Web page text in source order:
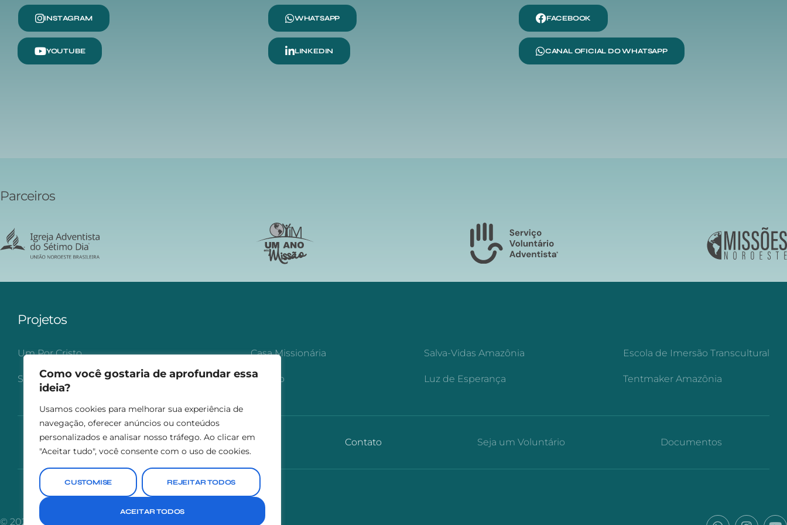
Como você gostaria de aprofundar essa
ideia?
Usamos cookies para melhorar sua experiência de
navegação, oferecer anúncios ou conteúdos
personalizados e analisar nosso tráfego. Ao clicar em
"Aceitar tudo", você consente com o uso de cookies.
CUSTOMISE REJEITAR TODOS
ACEITAR TODOS
INSTAGRAM WHATSAPP FACEBOOK
YOUTUBE LINKEDIN CANAL OFICIAL DO WHATSAPP
Parceiros
Projetos
Um Por Cristo
Serviço Voluntário Adventista
Casa Missionária
Luzeiro
Salva-Vidas Amazônia
Luz de Esperança
Escola de Imersão Transcultural
Tentmaker Amazônia
Página Inicial Sobre Contato Seja um Voluntário Documentos
© 2026 Instituto Missões Noroeste